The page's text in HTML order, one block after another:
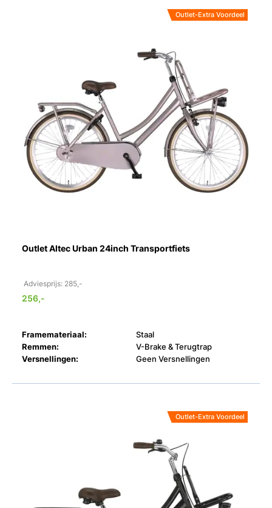
Outlet-Extra Voordeel
Outlet Altec Urban 24inch Transportfiets
Adviesprijs: 285,-
256,-
Framemateriaal:
Staal
Remmen:
V-Brake & Terugtrap
Versnellingen:
Geen Versnellingen
Outlet-Extra Voordeel